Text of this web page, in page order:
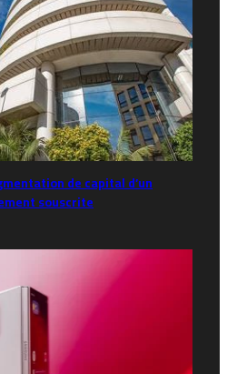
de capital d’un
souscrite